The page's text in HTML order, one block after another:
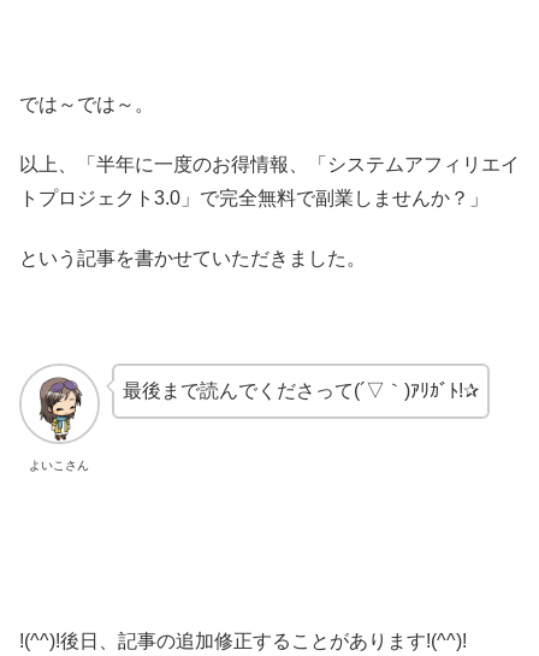
では～では～。
以上、「半年に一度のお得情報、「システムアフィリエイ
トプロジェクト3.0」で完全無料で副業しませんか？」
という記事を書かせていただきました。
よいこさん
最後まで読んでくださって(´▽｀)ｱﾘｶﾞﾄ!✰
!(^^)!後日、記事の追加修正することがあります!(^^)!